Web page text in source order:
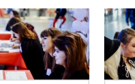
przewijane w poziomie. Użyj